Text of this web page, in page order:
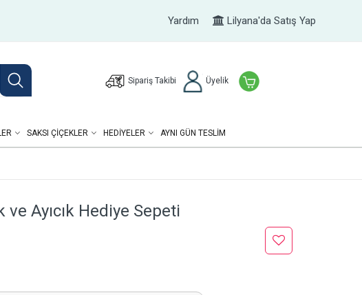
Yardım Lilyana'da Satış Yap
Sipariş Takibi Üyelik
SAKSI ÇIÇEKLER HEDIYELER AYNI GÜN TESLİM
Ayıcık Hediye Sepeti